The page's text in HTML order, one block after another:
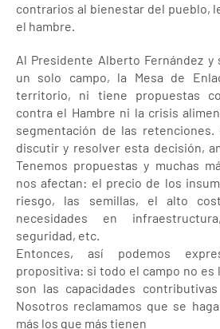
contrarios al bienestar del pueblo,
el hambre.
Al Presidente Alberto Fernández
un solo campo, la Mesa de
territorio, ni tiene propuestas
contra el Hambre ni la crisis
segmentación de las retenciones.
discutir y resolver esta decisión,
Tenemos propuestas y muchas
nos afectan: el precio de los
riesgo, las semillas, el alto
necesidades en
seguridad, etc.
Entonces, así podemos
propositiva: si todo el campo no es
son las capacidades
Nosotros reclamamos que se
más los que más tienen